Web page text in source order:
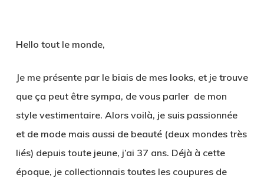
Hello tout le monde,
Je me présente par le biais de mes looks, et je trouve
que ça peut être sympa, de vous parler de mon
style vestimentaire. Alors voilà, je suis passionnée
et de mode mais aussi de beauté (deux mondes très
liés) depuis toute jeune, j’ai 37 ans. Déjà à cette
époque, je collectionnais toutes les coupures de